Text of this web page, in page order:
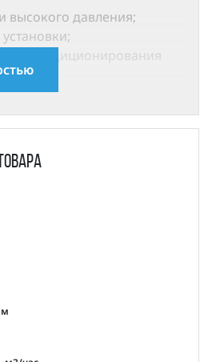
высокого давления;
и кондиционирования
котлов и перекачка
инструмента
(подача смазочно-
и т.д.;
осмоса, нефтеперегонные
орошение, дождевальные
товара